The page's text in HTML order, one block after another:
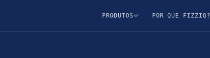
PRODUTOS POR QUE FIZZIQ?